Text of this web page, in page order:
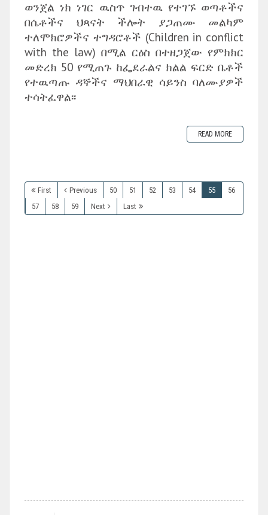
ወንጀል ነክ ነገር ዉስጥ ገብተዉ የተገኙ ወጣቶችና
በሴቶችና ህጻናት ችሎት ያጋጠሙ መልካም
ተለሞክሮዎችና ተግዳሮቶች (Children in conflict
with the law) በሚል ርዕስ በተዘጋጀው የምክክር
መድረክ 50 የሚጠጉ ከፌደራልና ክልል ፍርድ ቤቶች
የተዉጣጡ ዳኞችና ማህበራዊ ሳይንስ ባለሙያዎች
ተሳትፈዋል፡፡
READ MORE
First Previous 50 51 52 53 54 55
56
57
58 59 Next Last